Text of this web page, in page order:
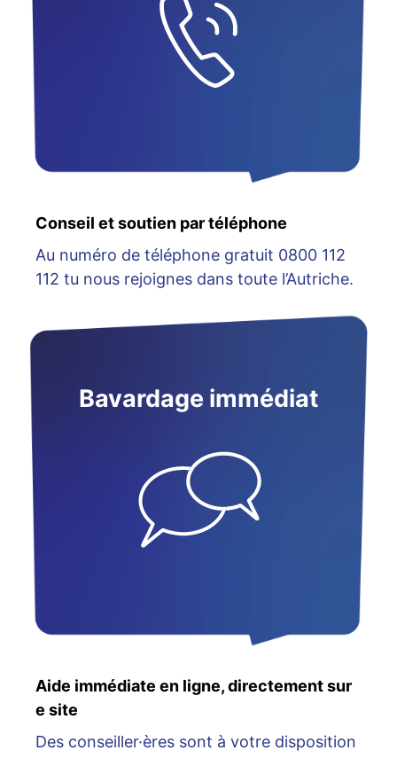
Conseil et soutien par téléphone
Au numéro de téléphone gratuit 0800 112
112 tu nous rejoignes dans toute l’Autriche.
Bavardage immédiat
Aide immédiate en ligne, directement sur
e site
Des conseiller·ères sont à votre disposition